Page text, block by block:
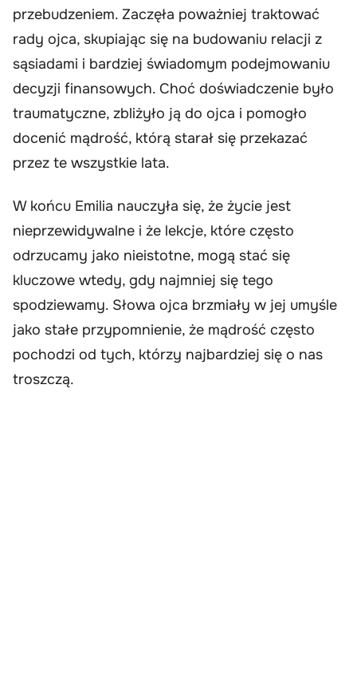
przebudzeniem. Zaczęła poważniej traktować
rady ojca, skupiając się na budowaniu relacji z
sąsiadami i bardziej świadomym podejmowaniu
decyzji finansowych. Choć doświadczenie było
traumatyczne, zbliżyło ją do ojca i pomogło
docenić mądrość, którą starał się przekazać
przez te wszystkie lata.
W końcu Emilia nauczyła się, że życie jest
nieprzewidywalne i że lekcje, które często
odrzucamy jako nieistotne, mogą stać się
kluczowe wtedy, gdy najmniej się tego
spodziewamy. Słowa ojca brzmiały w jej umyśle
jako stałe przypomnienie, że mądrość często
pochodzi od tych, którzy najbardziej się o nas
troszczą.